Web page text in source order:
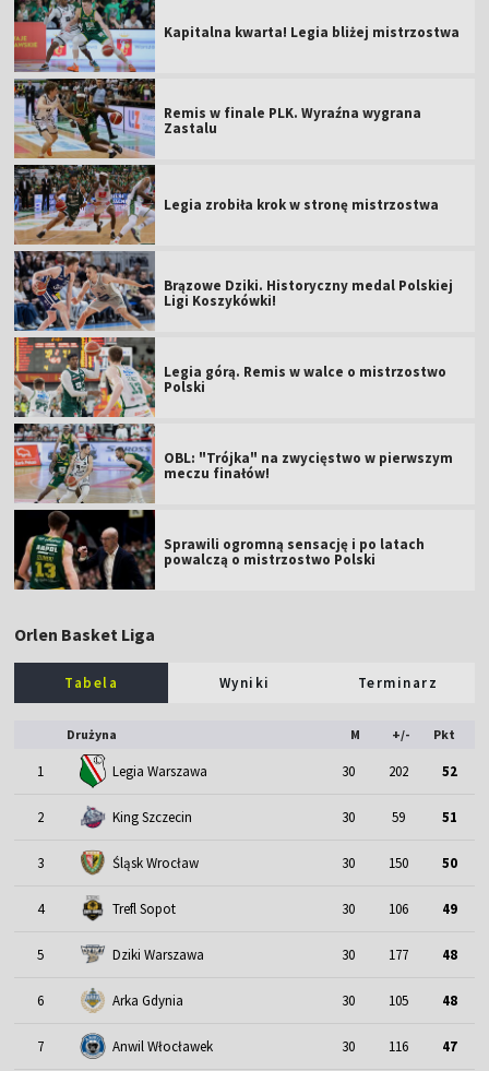
Kapitalna kwarta! Legia bliżej mistrzostwa
Remis w finale PLK. Wyraźna wygrana
Zastalu
Legia zrobiła krok w stronę mistrzostwa
Brązowe Dziki. Historyczny medal Polskiej
Ligi Koszykówki!
Legia górą. Remis w walce o mistrzostwo
Polski
OBL: "Trójka" na zwycięstwo w pierwszym
meczu finałów!
Sprawili ogromną sensację i po latach
powalczą o mistrzostwo Polski
Orlen Basket Liga
Tabela Wyniki Terminarz
Drużyna M +/- Pkt
1 Legia Warszawa 30 202 52
2 King Szczecin 30 59 51
3 Śląsk Wrocław 30 150 50
4 Trefl Sopot 30 106 49
5 Dziki Warszawa 30 177 48
6 Arka Gdynia 30 105 48
7 Anwil Włocławek 30 116 47